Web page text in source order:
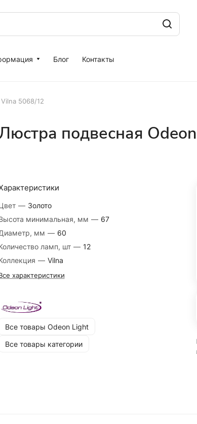
Блог Контакты
5068/12
подвесная
— Золото
минимальная, мм — 67
мм — 60
ламп, шт — 12
— Vilna
характеристики
Все товары Odeon Light
Все товары категории